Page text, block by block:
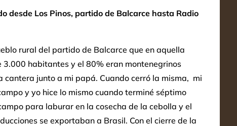
desde Los Pinos, partido de Balcarce hasta Radio
rural del partido de Balcarce que en aquella
habitantes y el 80% eran montenegrinos
junto a mi papá. Cuando cerró la misma, mi
y yo hice lo mismo cuando terminé séptimo
para laburar en la cosecha de la cebolla y el
se exportaban a Brasil. Con el cierre de la